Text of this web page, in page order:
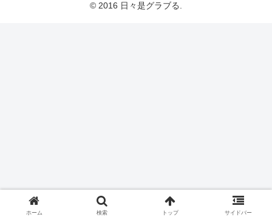
© 2016 日々是グラブる.
ホーム 検索 トップ サイドバー